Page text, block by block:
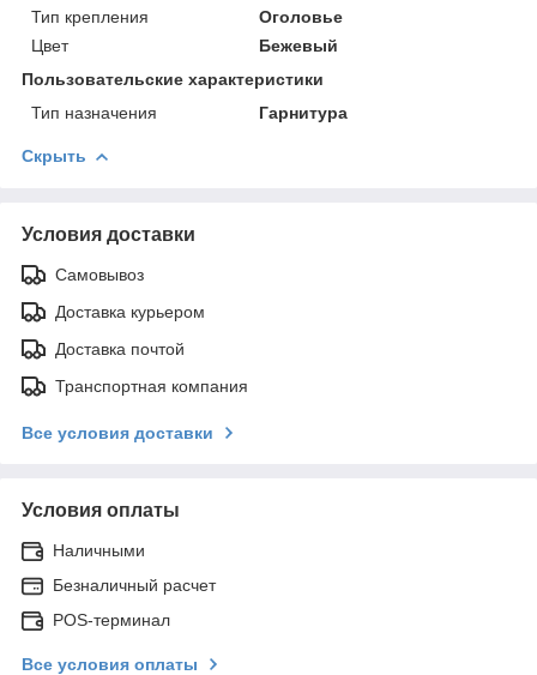
Тип крепления
Оголовье
Цвет
Бежевый
Пользовательские характеристики
Тип назначения
Гарнитура
Скрыть
Условия доставки
Самовывоз
Доставка курьером
Доставка почтой
Транспортная компания
Все условия доставки
Условия оплаты
Наличными
Безналичный расчет
POS-терминал
Все условия оплаты